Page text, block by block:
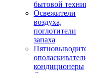
бытовой
Освежители
воздуха,
поглотители
запаха
кондиционеры